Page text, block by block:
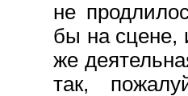
не
бы на сцене,
же
так,